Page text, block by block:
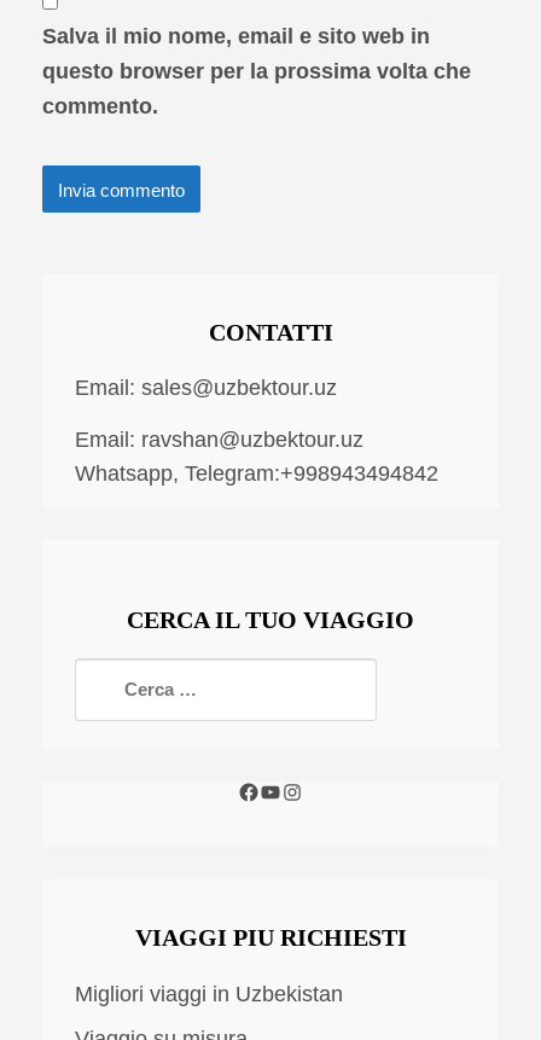
Salva il mio nome, email e sito web in
questo browser per la prossima volta che
commento.
CONTATTI
Email: sales@uzbektour.uz
Email: ravshan@uzbektour.uz
Whatsapp, Telegram:+998943494842
CERCA IL TUO VIAGGIO
VIAGGI PIU RICHIESTI
Migliori viaggi in Uzbekistan